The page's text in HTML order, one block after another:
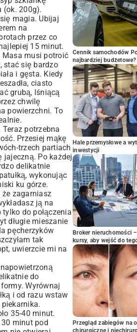
(ok. 200g).
magia. Ubijaj
na
przez co
15 minut.
Masa musi potroić
stać się bardzo
i gęsta. Kiedy
ciasto
grubą, lśniącą
chwilę
powierzchni. To
potrzebna
Przesiej mąkę
trzech partiach
jajeczną. Po każdej
delikatnie
wykonując
ku górze.
że zagarniasz
ją na
do połączenia
długie mieszanie
pęcherzyków
tak
uwierzcie mi na
do
Wyrównaj
i od razu wstaw
35-40 minut.
30 minut pod
Cennik samochodów
najbardziej budżetowe?
Hale przemysłowe a
inwestycji
Broker nieruchomości
kursy, aby wejść do
Przegląd zabiegów na
chirurgiczne i